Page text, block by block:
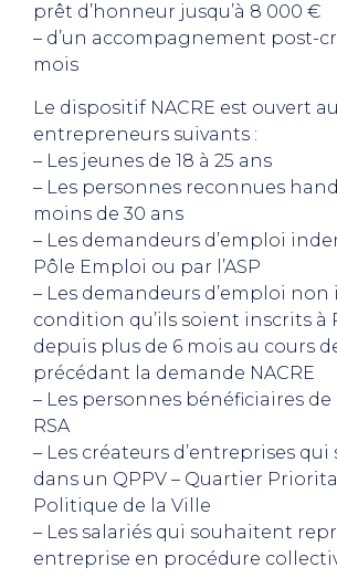
prêt d’honneur jusqu’à 8 000 €
– d’un accompagnement post-
mois
Le dispositif NACRE est ouvert
entrepreneurs suivants :
– Les jeunes de 18 à 25 ans
– Les personnes reconnues
moins de 30 ans
– Les demandeurs d’emploi
Pôle Emploi ou par l’ASP
– Les demandeurs d’emploi non
condition qu’ils soient inscrits à
depuis plus de 6 mois au cours
précédant la demande NACRE
– Les personnes bénéficiaires de
RSA
– Les créateurs d’entreprises
dans un QPPV – Quartier
Politique de la Ville
– Les salariés qui souhaitent
entreprise en procédure